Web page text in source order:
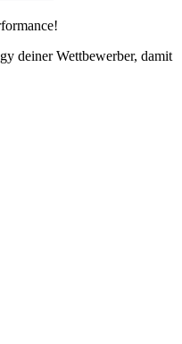
deiner Wettbewerber, damit